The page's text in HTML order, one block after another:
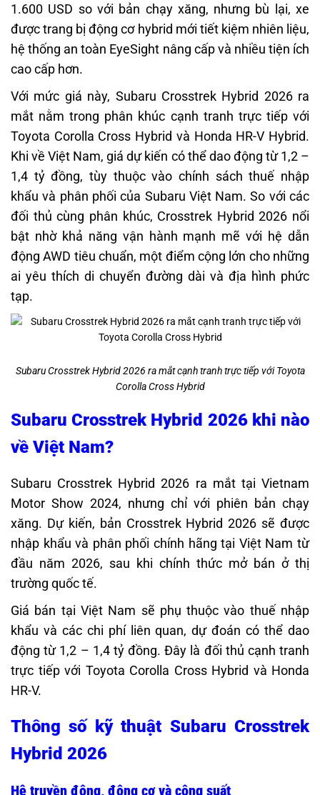
1.600 USD so với bản chạy xăng, nhưng bù lại, xe
được trang bị động cơ hybrid mới tiết kiệm nhiên liệu,
hệ thống an toàn EyeSight nâng cấp và nhiều tiện ích
cao cấp hơn.
Với mức giá này, Subaru Crosstrek Hybrid 2026 ra
mắt nằm trong phân khúc cạnh tranh trực tiếp với
Toyota Corolla Cross Hybrid và Honda HR-V Hybrid.
Khi về Việt Nam, giá dự kiến có thể dao động từ 1,2 –
1,4 tỷ đồng, tùy thuộc vào chính sách thuế nhập
khẩu và phân phối của Subaru Việt Nam. So với các
đối thủ cùng phân khúc, Crosstrek Hybrid 2026 nổi
bật nhờ khả năng vận hành mạnh mẽ với hệ dẫn
động AWD tiêu chuẩn, một điểm cộng lớn cho những
ai yêu thích di chuyển đường dài và địa hình phức
tạp.
Subaru Crosstrek Hybrid 2026 ra mắt cạnh tranh trực tiếp với Toyota
Corolla Cross Hybrid
Subaru Crosstrek Hybrid 2026 khi nào
về Việt Nam?
Subaru Crosstrek Hybrid 2026 ra mắt tại Vietnam
Motor Show 2024, nhưng chỉ với phiên bản chạy
xăng. Dự kiến, bản Crosstrek Hybrid 2026 sẽ được
nhập khẩu và phân phối chính hãng tại Việt Nam từ
đầu năm 2026, sau khi chính thức mở bán ở thị
trường quốc tế.
Giá bán tại Việt Nam sẽ phụ thuộc vào thuế nhập
khẩu và các chi phí liên quan, dự đoán có thể dao
động từ 1,2 – 1,4 tỷ đồng. Đây là đối thủ cạnh tranh
trực tiếp với Toyota Corolla Cross Hybrid và Honda
HR-V.
Thông số kỹ thuật Subaru Crosstrek
Hybrid 2026
Hệ truyền động, động cơ và công suất